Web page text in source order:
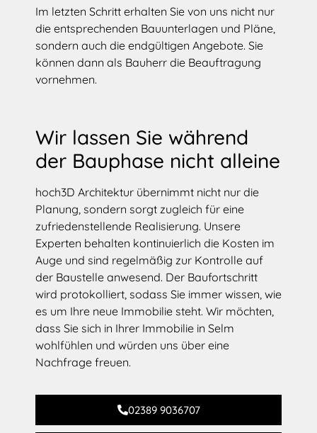
Im letzten Schritt erhalten Sie von uns nicht nur
die entsprechenden Bauunterlagen und Pläne,
sondern auch die endgültigen Angebote. Sie
können dann als Bauherr die Beauftragung
vornehmen.
Wir lassen Sie während
der Bauphase nicht alleine
hoch3D Architektur übernimmt nicht nur die
Planung, sondern sorgt zugleich für eine
zufriedenstellende Realisierung. Unsere
Experten behalten kontinuierlich die Kosten im
Auge und sind regelmäßig zur Kontrolle auf
der Baustelle anwesend. Der Baufortschritt
wird protokolliert, sodass Sie immer wissen, wie
es um Ihre neue Immobilie steht. Wir möchten,
dass Sie sich in Ihrer Immobilie in Selm
wohlfühlen und würden uns über eine
Nachfrage freuen.
02389 9036707